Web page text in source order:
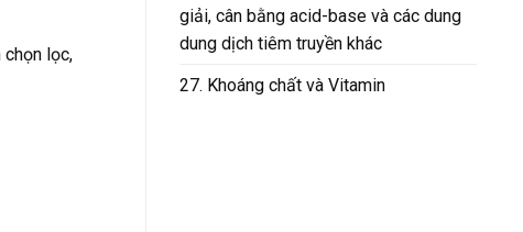
giải, cân bằng acid-base và các dung
dung dịch tiêm truyền khác
27. Khoáng chất và Vitamin
chọn lọc,